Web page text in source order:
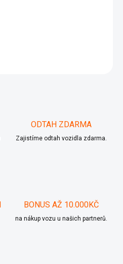
ODTAH ZDARMA
Zajistíme odtah vozidla zdarma.
BONUS AŽ 10.000KČ
na nákup vozu u našich partnerů.